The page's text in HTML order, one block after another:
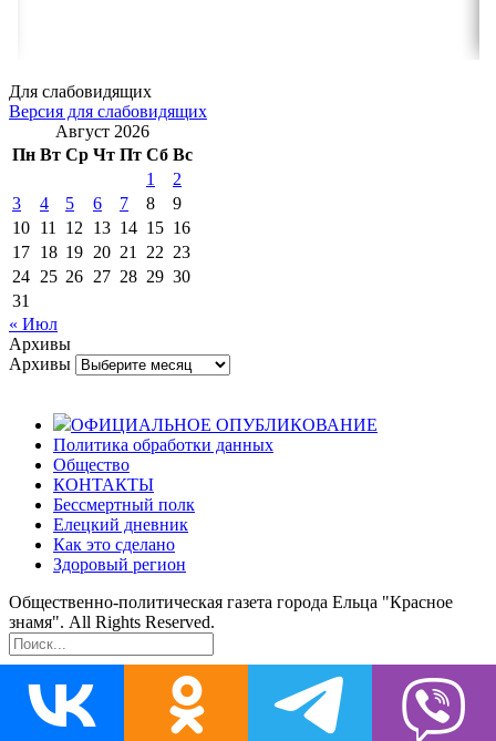
Для слабовидящих
Версия для слабовидящих
Август 2026
Пн Вт Ср Чт Пт Сб Вс
1
2
3
4 5 6 7 8
9
10 11 12 13 14 15 16
17 18 19 20 21 22 23
24 25 26 27 28 29 30
31
« Июл
Архивы
Архивы
ОФИЦИАЛЬНОЕ ОПУБЛИКОВАНИЕ
Политика обработки данных
Общество
КОНТАКТЫ
Бессмертный полк
Елецкий дневник
Как это сделано
Здоровый регион
Общественно-политическая газета города Ельца "Красное
знамя". All Rights Reserved.